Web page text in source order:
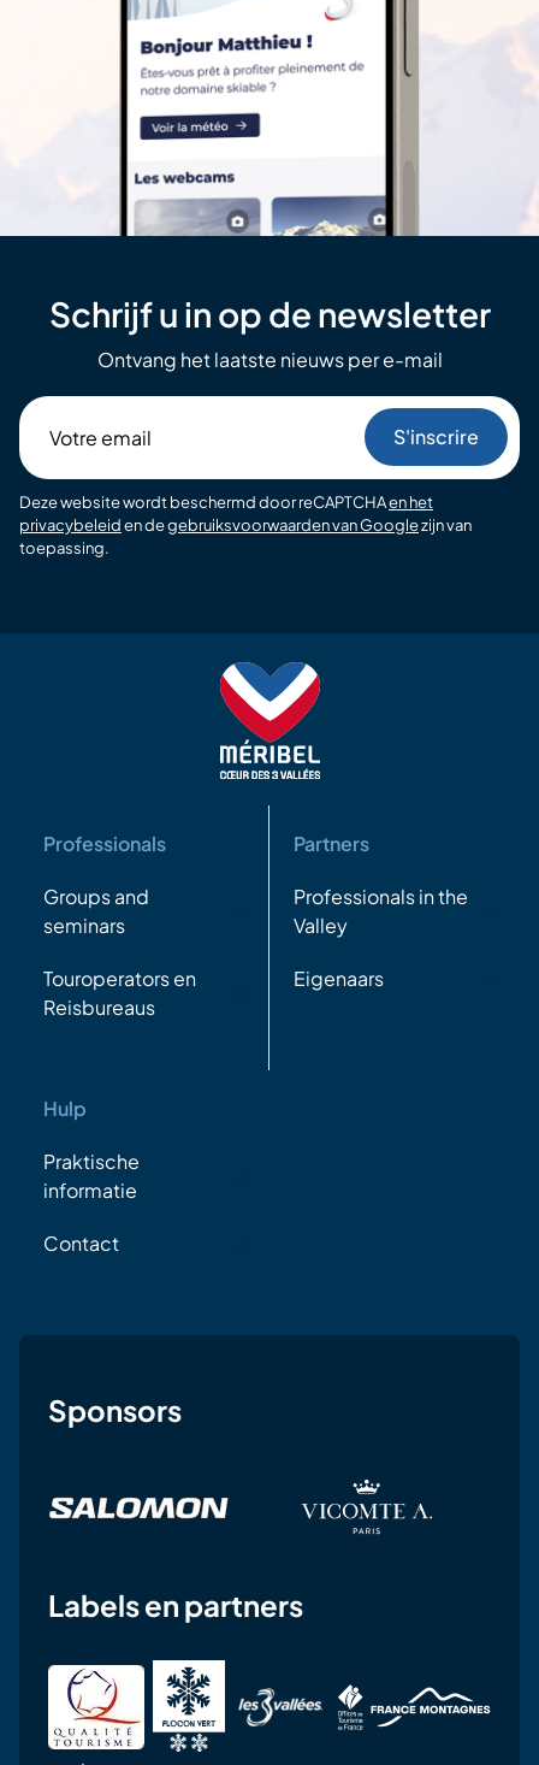
Schrijf u in op de newsletter
Ontvang het laatste nieuws per e-mail
email
Deze website wordt beschermd door reCAPTCHAen het
privacybeleiden degebruiksvoorwaarden van Googlezijn van
toepassing.
Professionals
Groups and
seminars
Touroperators en
Reisbureaus
Partners
Professionals in the
Valley
Eigenaars
Hulp
Praktische
informatie
Contact
Sponsors
Labels en partners